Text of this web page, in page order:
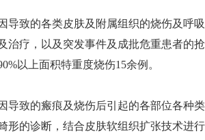
导致的各类皮肤及附属组织的烧伤及呼吸
治疗，以及突发事件及成批危重患者的抢
以上面积特重度烧伤15余例。
导致的瘢痕及烧伤后引起的各部位各种类
形的诊断，结合皮肤软组织扩张技术进行